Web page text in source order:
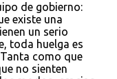
de gobierno:
existe una
un serio
toda huelga es
como que
no sienten